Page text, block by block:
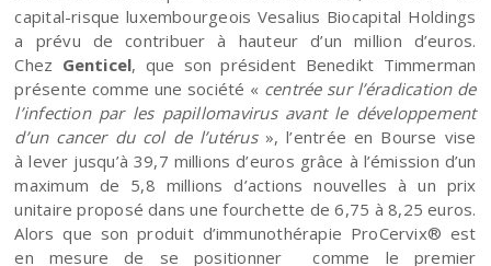
capital-risque luxembourgeois Vesalius Biocapital Holdings
a prévu de contribuer à hauteur d’un million d’euros.
Chez Genticel, que son président Benedikt Timmerman
présente comme une société « centrée sur l’éradication de
l’infection par les papillomavirus avant le développement
d’un cancer du col de l’utérus», l’entrée en Bourse vise
à lever jusqu’à 39,7 millions d’euros grâce à l’émission d’un
maximum de 5,8 millions d’actions nouvelles à un prix
unitaire proposé dans une fourchette de 6,75 à 8,25 euros.
Alors que son produit d’immunothérapie ProCervix® est
en mesure de se positionner comme le premier